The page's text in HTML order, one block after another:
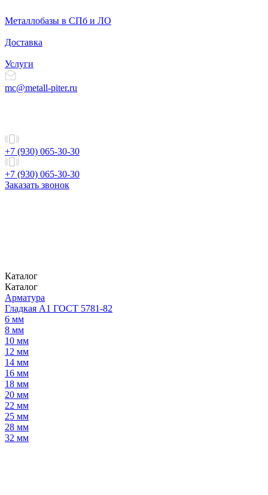
Металлобазы в СПб и ЛО
Доставка
Услуги
mc@metall-piter.ru
+7 (930) 065-30-30
+7 (930) 065-30-30
Заказать звонок
Каталог
Каталог
Арматура
Гладкая А1 ГОСТ 5781-82
6 мм
8 мм
10 мм
12 мм
14 мм
16 мм
18 мм
20 мм
22 мм
25 мм
28 мм
32 мм